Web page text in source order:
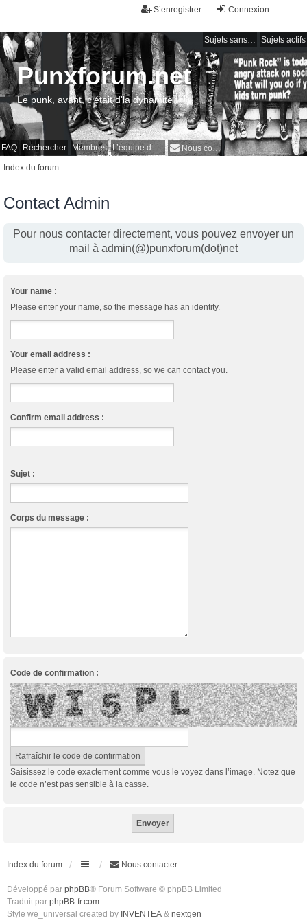
Connexion
S’enregistrer
Sujets sans réponse Sujets actifs
FAQ Rechercher Membres L’équipe du forum Nous contacter
Punxforum.net
Le punk, avant, c'était d'la dynamite !
Index du forum
Contact Admin
Pour nous contacter directement, vous pouvez envoyer un
mail à admin(@)punxforum(dot)net
Your name :
Please enter your name, so the message has an identity.
Your email address :
Please enter a valid email address, so we can contact you.
Confirm email address :
Sujet :
Corps du message :
Code de confirmation :
Saisissez le code exactement comme vous le voyez dans l’image. Notez que
le code n’est pas sensible à la casse.
Index du forum Nous contacter
Développé par phpBB® Forum Software © phpBB Limited
Traduit par phpBB-fr.com
Style we_universal created by INVENTEA & nextgen